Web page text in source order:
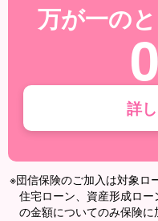
万が一の
0
詳
※団信保険のご加入は対象ロ
住宅ローン、資産形成ロ
の金額についてのみ保険に